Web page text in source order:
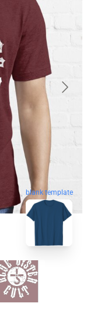
blank template